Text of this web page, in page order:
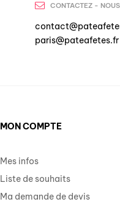
CONTACTEZ - NOUS
paris@pateafetes.fr
MON COMPTE
Mes infos
Liste de souhaits
Ma demande de devis